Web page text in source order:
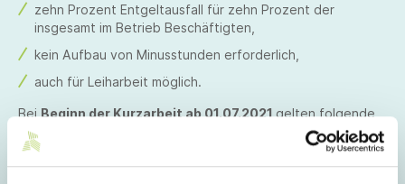
zehn Prozent Entgeltausfall für zehn Prozent der
insgesamt im Betrieb Beschäftigten,
kein Aufbau von Minusstunden erforderlich,
auch für Leiharbeit möglich.
BeiBeginn der Kurzarbeit ab 01.07.2021gelten folgende
Voraussetzungen, damit ein Betrieb Kurzarbeitergeld
abrechnen kann: